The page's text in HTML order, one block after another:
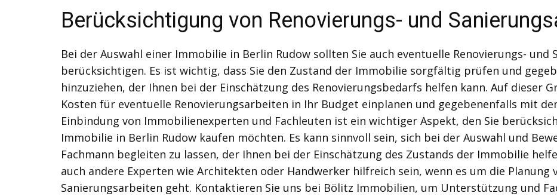
Berücksichtigung von Renovierungs- und
Bei der Auswahl einer Immobilie in Berlin Rudow sollten Sie auch eventuelle Renovierungs- und
berücksichtigen. Es ist wichtig, dass Sie den Zustand der Immobilie sorgfältig prüfen und
hinzuziehen, der Ihnen bei der Einschätzung des Renovierungsbedarfs helfen kann. Auf dieser
Kosten für eventuelle Renovierungsarbeiten in Ihr Budget einplanen und gegebenenfalls mit
Einbindung von Immobilienexperten und Fachleuten ist ein wichtiger Aspekt, den Sie
Immobilie in Berlin Rudow kaufen möchten. Es kann sinnvoll sein, sich bei der Auswahl und
Fachmann begleiten zu lassen, der Ihnen bei der Einschätzung des Zustands der Immobilie
auch andere Experten wie Architekten oder Handwerker hilfreich sein, wenn es um die Planung
Sanierungsarbeiten geht. Kontaktieren Sie uns bei Bölitz Immobilien, um Unterstützung und